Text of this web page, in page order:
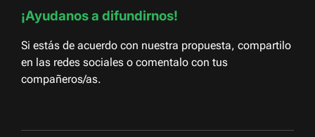
¡Ayudanos a difundirnos!
Si estás de acuerdo con nuestra propuesta, compartilo
en las redes sociales o comentalo con tus
compañeros/as.